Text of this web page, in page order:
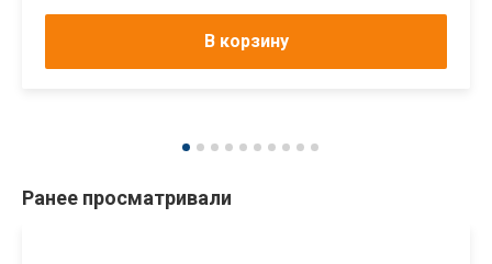
В корзину
Ранее просматривали